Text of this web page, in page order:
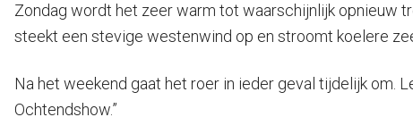
Zondag wordt het zeer warm tot waarschijnlijk opnieuw
steekt een stevige westenwind op en stroomt koelere
Na het weekend gaat het roer in ieder geval tijdelijk om.
Ochtendshow.”